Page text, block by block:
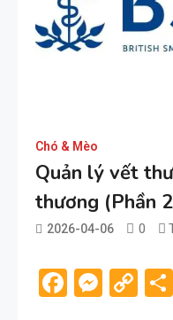
Chó & Mèo
Quản lý vết
thương (Phần
2026-04-06
0
Facebook